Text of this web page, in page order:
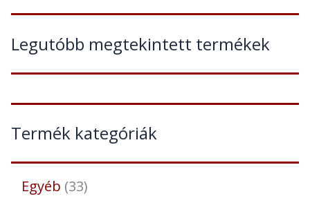
Legutóbb megtekintett termékek
Termék kategóriák
Egyéb 33